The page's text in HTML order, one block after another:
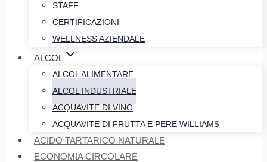
STAFF
CERTIFICAZIONI
WELLNESS AZIENDALE
ALCOL
ALCOL ALIMENTARE
ALCOL INDUSTRIALE
ACQUAVITE DI VINO
ACQUAVITE DI FRUTTA E PERE WILLIAMS
ACIDO TARTARICO NATURALE
ECONOMIA CIRCOLARE